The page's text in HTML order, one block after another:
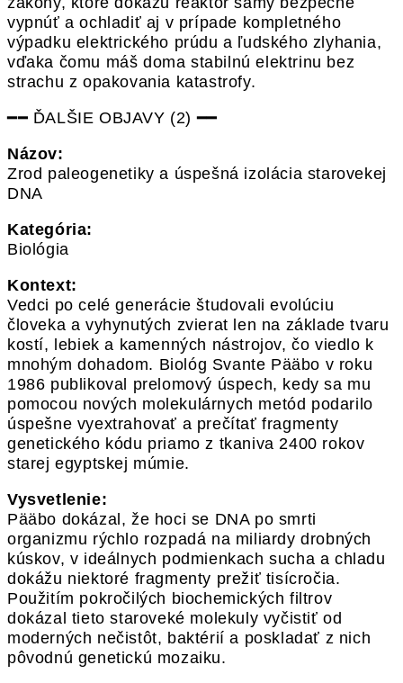
vypnúť a ochladiť aj v prípade kompletného
výpadku elektrického prúdu a ľudského zlyhania,
vďaka čomu máš doma stabilnú elektrinu bez
strachu z opakovania katastrofy.
━━ ĎALŠIE OBJAVY (2) ━━
Názov:
Zrod paleogenetiky a úspešná izolácia starovekej
DNA
Kategória:
Biológia
Kontext:
Vedci po celé generácie študovali evolúciu
človeka a vyhynutých zvierat len na základe tvaru
kostí, lebiek a kamenných nástrojov, čo viedlo k
mnohým dohadom. Biológ Svante Pääbo v roku
1986 publikoval prelomový úspech, kedy sa mu
pomocou nových molekulárnych metód podarilo
úspešne vyextrahovať a prečítať fragmenty
genetického kódu priamo z tkaniva 2400 rokov
starej egyptskej múmie.
Vysvetlenie:
Pääbo dokázal, že hoci se DNA po smrti
organizmu rýchlo rozpadá na miliardy drobných
kúskov, v ideálnych podmienkach sucha a chladu
dokážu niektoré fragmenty prežiť tisícročia.
Použitím pokročilých biochemických filtrov
dokázal tieto staroveké molekuly vyčistiť od
moderných nečistôt, baktérií a poskladať z nich
pôvodnú genetickú mozaiku.